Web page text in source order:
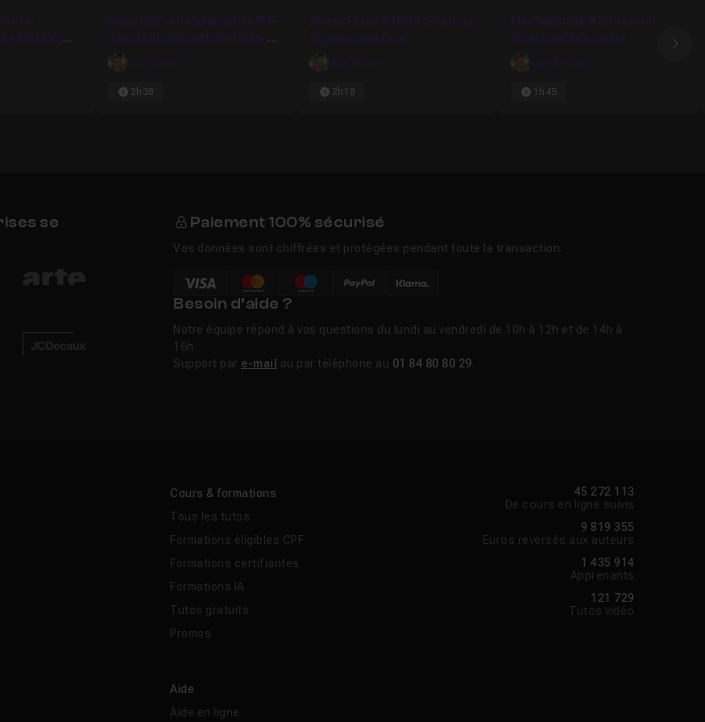
Favori
le
clients en
Favori
Sécuriser votre application PHP
avec la double authentification -
2FA
Carl Brison
2h38
Favori
jQuery Facile #10/10 : Exercice
d'application final
Carl Brison
2h18
Mini FullStack #2: Créer un
formulaire de contact
Carl Brison
1h45
se
Paiement 100% sécurisé
Vos données sont chiffrées et protégées pendant toute la transaction.
Besoin d’aide ?
Notre équipe répond à vos questions du lundi au vendredi de 10h à 12h et de 14h à
16h.
Support par e-mail ou par téléphone au 01 84 80 80 29.
Cours & formations
Tous les tutos
Formations éligibles CPF
Formations certifiantes
Formations IA
Tutos gratuits
Promos
Aide
Aide en ligne
45 272 113
De cours en ligne suivis
9 819 355
Euros reversés aux auteurs
1 435 914
Apprenants
121 729
Tutos vidéo